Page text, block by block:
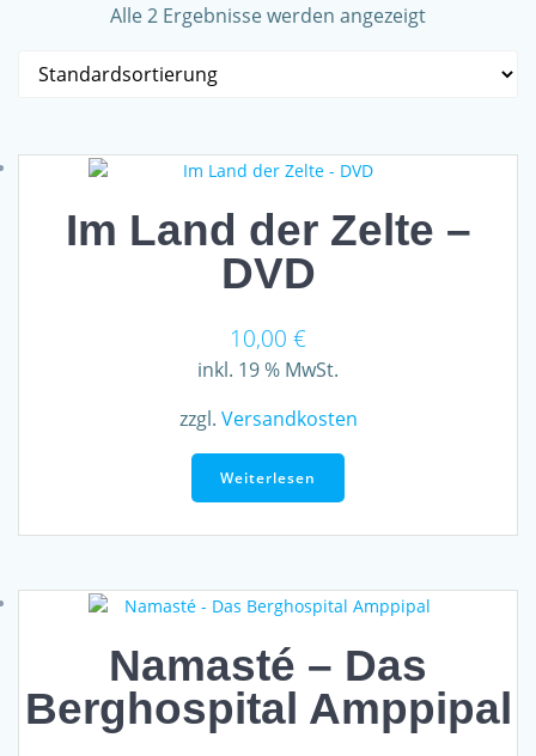
Alle 2 Ergebnisse werden angezeigt
Im Land der Zelte –
DVD
10,00 €
inkl. 19 % MwSt.
zzgl. Versandkosten
Weiterlesen
Namasté – Das
Berghospital Amppipal